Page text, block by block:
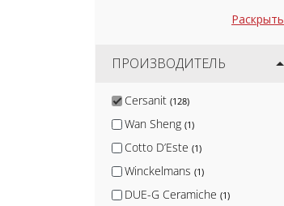
Раскрыть
ПРОИЗВОДИТЕЛЬ
Cersanit (128)
Wan Sheng (1)
Cotto D’Este (1)
Winckelmans (1)
DUE-G Ceramiche (1)